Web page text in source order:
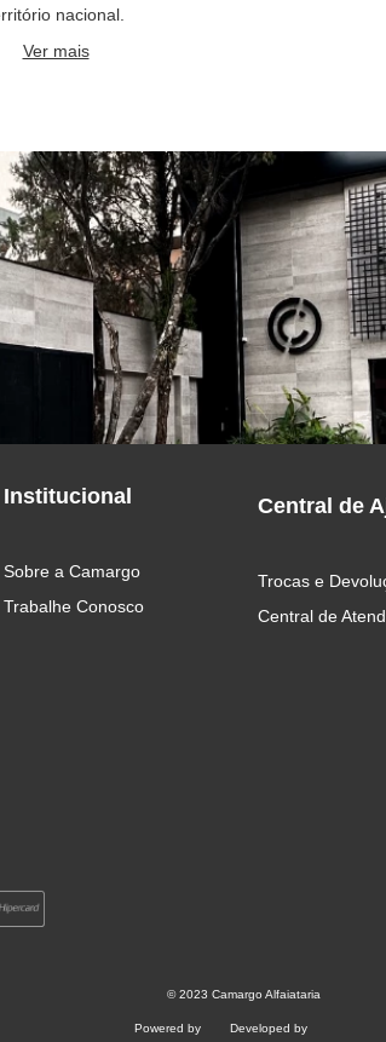
nacional.
Ver mais
Institucional
Sobre a Camargo
Trabalhe Conosco
Central de
Trocas e
Central de
© 2023 Camargo Alfaiataria
Powered by Developed by